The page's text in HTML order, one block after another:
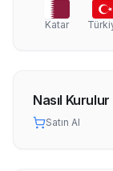
Katar
Nasıl Kurulur
Satın Al